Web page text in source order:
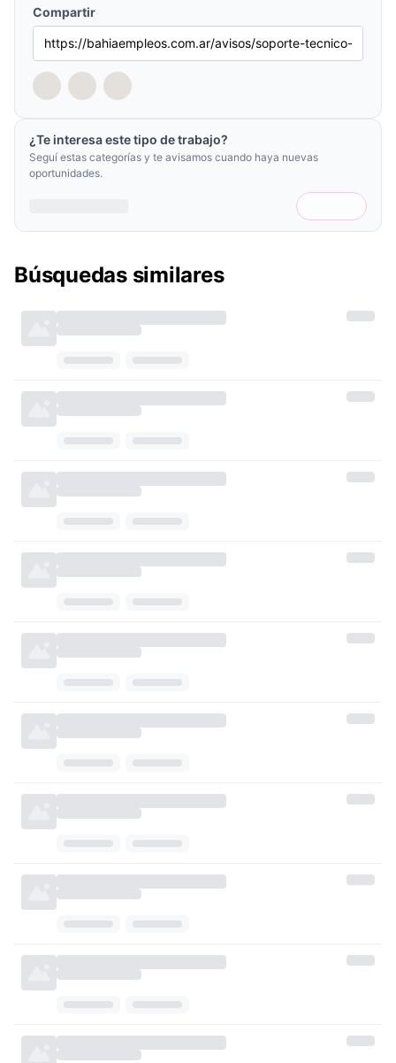
Compartir
¿Te interesa este tipo de trabajo?
Seguí estas categorías y te avisamos cuando haya nuevas
oportunidades.
Búsquedas similares